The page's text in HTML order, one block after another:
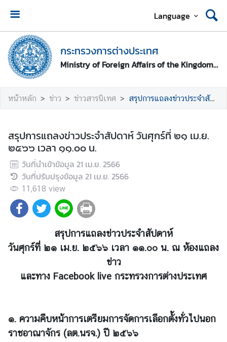
Language
กระทรวงการต่างประเทศ
Ministry of Foreign Affairs of the Kingdom of Thailand
ห
น้
า
ห
ลั
ก
ะ
ท
ร
ว
ง
ก
า
า
ป
ท
ศ
หน้าหลัก ข่าว ข่าวสารนิเทศ สรุปการแถลงข่าวประจำสัปดาห์ วันศุกร์ที่ ๒๑ เม.ย. ๒๕๖๖ เวลา ๑๑.๐๐ น.
สรุปการแถลงข่าวประจำสัปดาห์ วันศุกร์ที่ ๒๑ เม.ย.
๒๕๖๖ เวลา ๑๑.๐๐ น.
วันที่นำเข้าข้อมูล 21 เม.ย. 2566
วันที่ปรับปรุงข้อมูล 21 เม.ย. 2566
11,618 view
สรุปการแถลงข่าวประจำสัปดาห์
วันศุกร์ที่ ๒๑ เม.ย. ๒๕๖๖ เวลา ๑๑.๐๐ น. ณ ห้องแถลง
ข่าว
และทาง Facebook live กระทรวงการต่างประเทศ
๑. ความคืบหน้าการเตรียมการจัดการเลือกตั้งทั่วไปนอก
ราชอาณาจักร (ลต.นรจ.) ปี ๒๕๖๖